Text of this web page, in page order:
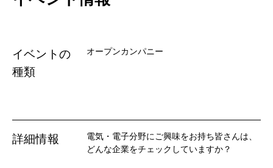
イベントの
種類
オープンカンパニー
詳細情報
電気・電子分野にご興味をお持ち皆さんは、
どんな企業をチェックしていますか？